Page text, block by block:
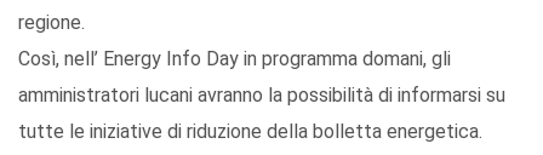
regione.
Così, nell’ Energy Info Day in programma domani, gli
amministratori lucani avranno la possibilità di informarsi su
tutte le iniziative di riduzione della bolletta energetica.